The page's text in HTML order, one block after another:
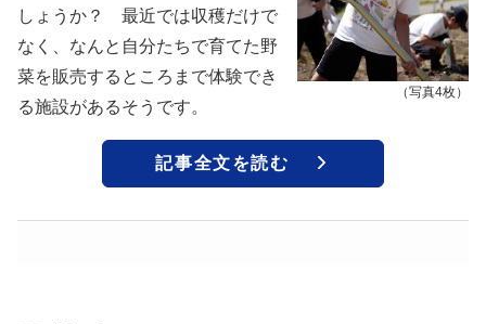
（写真4枚）
しょうか？ 最近では収穫だけで
なく、なんと自分たちで育てた野
菜を販売するところまで体験でき
る施設があるそうです。
記事全文を読む